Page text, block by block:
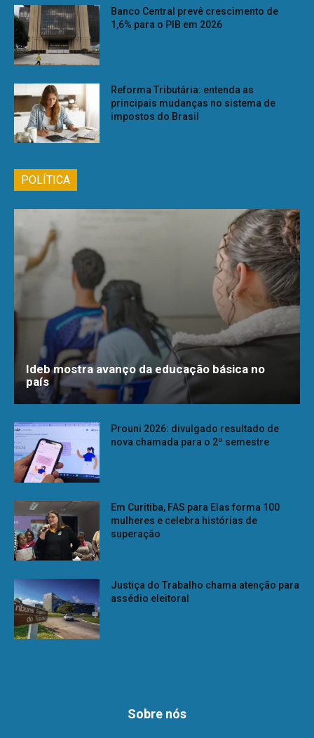
Banco Central prevê crescimento de
1,6% para o PIB em 2026
Reforma Tributária: entenda as
principais mudanças no sistema de
impostos do Brasil
POLÍTICA
Ideb mostra avanço da educação básica no
país
Prouni 2026: divulgado resultado de
nova chamada para o 2º semestre
Em Curitiba, FAS para Elas forma 100
mulheres e celebra histórias de
superação
Justiça do Trabalho chama atenção para
assédio eleitoral
Sobre nós